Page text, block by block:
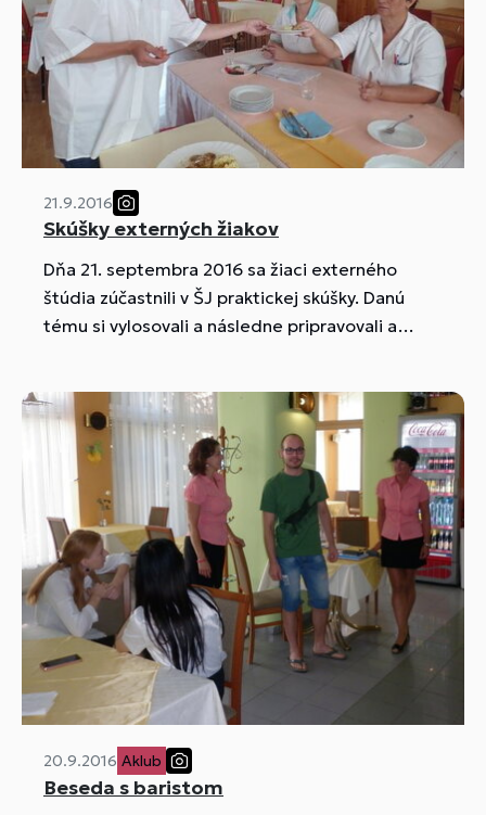
21.9.2016
Skúšky externých žiakov
Dňa 21. septembra 2016 sa žiaci externého
štúdia zúčastnili v ŠJ praktickej skúšky. Danú
tému si vylosovali a následne pripravovali a
20.9.2016 Aklub
Beseda s baristom